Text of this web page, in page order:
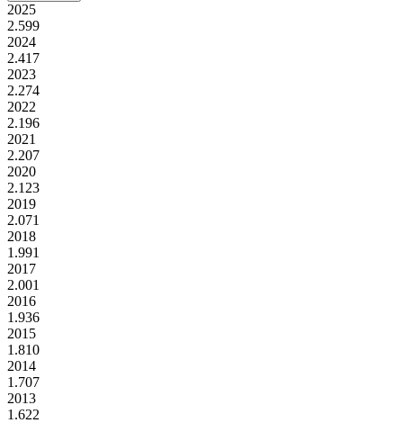
2025
2.599
2024
2.417
2023
2.274
2022
2.196
2021
2.207
2020
2.123
2019
2.071
2018
1.991
2017
2.001
2016
1.936
2015
1.810
2014
1.707
2013
1.622